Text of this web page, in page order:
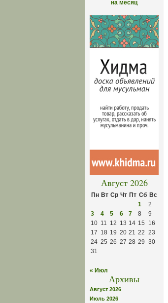
на месяц
Август 2026
Пн Вт Ср Чт Пт Сб Вс
1
2
3
4 5 6 7 8
9
10 11 12 13 14 15
16
17 18 19 20 21 22 23
24 25 26 27 28 29 30
31
« Июл
Архивы
Август 2026
Июль 2026